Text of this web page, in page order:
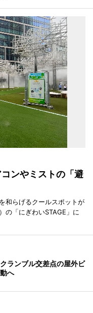
ンやミストの「避
和らげるクールスポットが
の「にぎわいSTAGE」に
ランブル交差点の屋外ビ
へ